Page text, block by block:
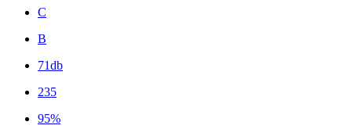
C
B
71db
235
95%